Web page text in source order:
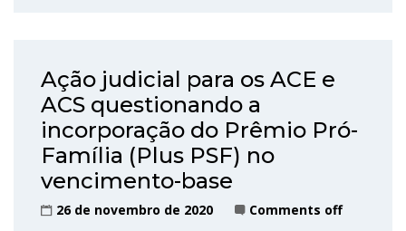
Ação judicial para os ACE e
ACS questionando a
incorporação do Prêmio Pró-
Família (Plus PSF) no
vencimento-base
26 de novembro de 2020 Comments off